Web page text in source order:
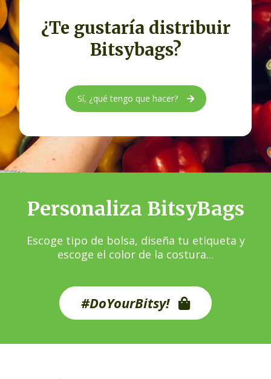
¿Te gustaría distribuir
Bitsybags?
Sí, ¿qué tengo que hacer?
Personaliza BitsyBags
Escoge tipo de bolsa, diseña tu etiqueta y
escoge el color de la costura...
#DoYourBitsy!